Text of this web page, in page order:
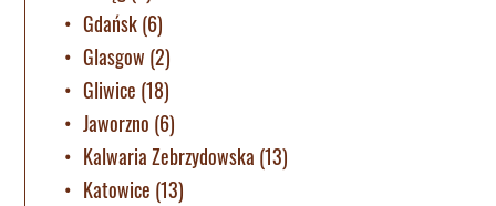
Gdańsk(6)
Glasgow (2)
Gliwice (18)
Jaworzno (6)
Kalwaria Zebrzydowska (13)
Katowice (13)